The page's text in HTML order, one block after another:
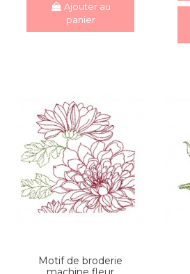
Ajouter au
panier
Motif de broderie